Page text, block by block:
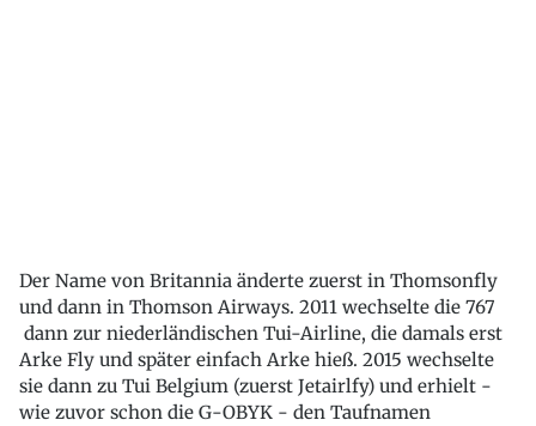
Der Name von Britannia änderte zuerst in Thomsonfly
und dann in Thomson Airways. 2011 wechselte die 767
dann zur niederländischen Tui-Airline, die damals erst
Arke Fly und später einfach Arke hieß. 2015 wechselte
sie dann zu Tui Belgium (zuerst Jetairlfy) und erhielt -
wie zuvor schon die G-OBYK - den Taufnamen